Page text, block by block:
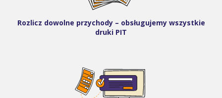
Rozlicz dowolne przychody – obsługujemy wszystkie
druki PIT